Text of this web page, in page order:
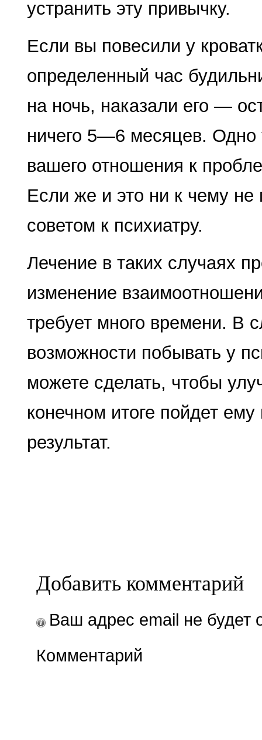
устранить эту привыч­ку.
Если вы повесили у
определенный час
на ночь, наказали его —
ничего 5—6 месяцев. Одно
вашего отношения к
Если же и это ни к чему не
советом к психиатру.
Лечение в таких слу­чаях
изменение
требует много времени. В
возможности побывать у
можете сделать, чтобы
конечном итоге пойдет
результат.
Добавить комментарий
Ваш адрес email не будет
Комментарий